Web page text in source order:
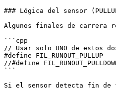
### Lógica del sensor (PULLUP
Algunos finales de carrera
```cpp
// Usar solo UNO de estos
#define
//#define
```
Si el sensor detecta fin de